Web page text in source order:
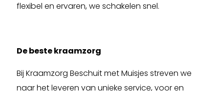
flexibel en ervaren, we schakelen snel.
De beste kraamzorg
Bij Kraamzorg Beschuit met Muisjes streven we
naar het leveren van unieke service, voor en